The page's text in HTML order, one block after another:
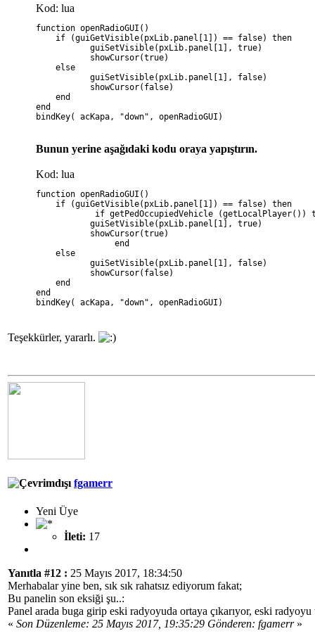
Kod: lua
function openRadioGUI()
if (guiGetVisible(pxLib.panel[1]) == false) then
guiSetVisible(pxLib.panel[1], true)
showCursor(true)
else
guiSetVisible(pxLib.panel[1], false)
showCursor(false)
end
end
bindKey( acKapa, "down", openRadioGUI)
Bunun yerine aşağıdaki kodu oraya yapıştırın.
Kod: lua
function openRadioGUI()
if (guiGetVisible(pxLib.panel[1]) == false) then
if getPedOccupiedVehicle (getLocalPlayer())
guiSetVisible(pxLib.panel[1], true)
showCursor(true)
		end
else
guiSetVisible(pxLib.panel[1], false)
showCursor(false)
end
end
bindKey( acKapa, "down", openRadioGUI)
Teşekkürler, yararlı.
fgamerr
Yeni Üye
İleti: 17
Yanıtla #12 : 25 Mayıs 2017, 18:34:50
Merhabalar yine ben, sık sık rahatsız ediyorum fakat;
Bu panelin son eksiği şu..:
Panel arada buga girip eski radyoyuda ortaya çıkarıyor, eski
« Son Düzenleme: 25 Mayıs 2017, 19:35:29 Gönderen: fgamerr»